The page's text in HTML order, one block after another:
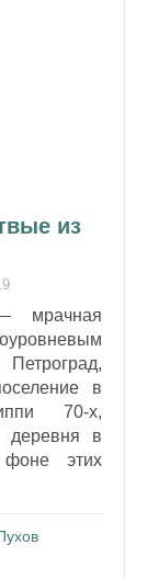
из
мрачная
в
70-х,
деревня в
этих